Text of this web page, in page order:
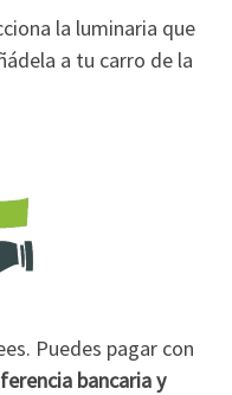
la luminaria que
a tu carro de la
Puedes pagar con
bancaria y